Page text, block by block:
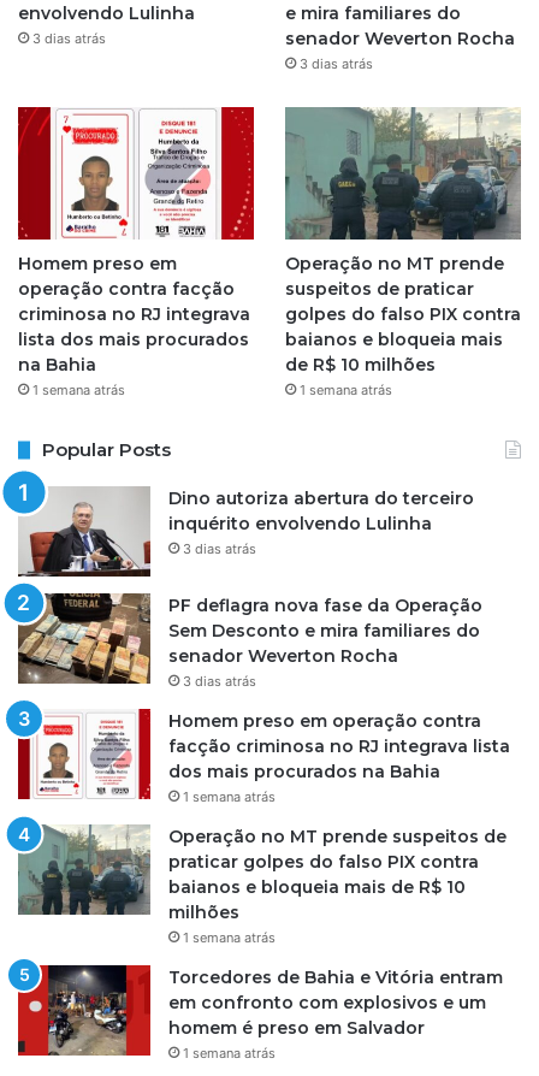
a
m
envolvendo Lulinha
3 dias atrás
e mira familiares do
senador Weverton Rocha
3 dias atrás
Homem preso em
operação contra facção
criminosa no RJ integrava
lista dos mais procurados
na Bahia
1 semana atrás
Operação no MT prende
suspeitos de praticar
golpes do falso PIX contra
baianos e bloqueia mais
de R$ 10 milhões
1 semana atrás
Popular Posts
Dino autoriza abertura do terceiro
inquérito envolvendo Lulinha
3 dias atrás
PF deflagra nova fase da Operação
Sem Desconto e mira familiares do
senador Weverton Rocha
3 dias atrás
Homem preso em operação contra
facção criminosa no RJ integrava lista
dos mais procurados na Bahia
1 semana atrás
Operação no MT prende suspeitos de
praticar golpes do falso PIX contra
baianos e bloqueia mais de R$ 10
milhões
1 semana atrás
Torcedores de Bahia e Vitória entram
em confronto com explosivos e um
homem é preso em Salvador
1 semana atrás